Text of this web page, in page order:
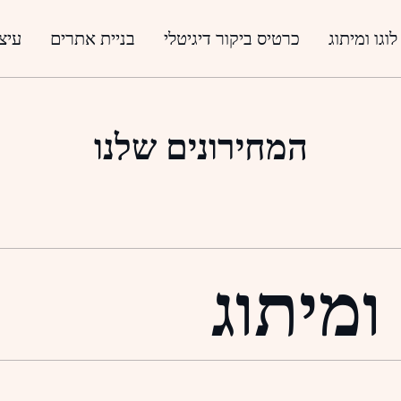
ומיתוג כרטיס ביקור דיגיטלי בניית אתרים
המחירונים שלנו